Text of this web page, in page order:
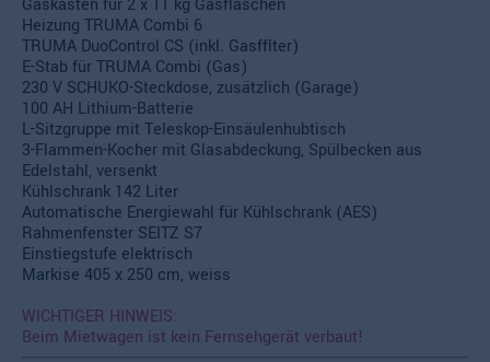
Gaskasten für 2 x 11 kg Gasflaschen
Heizung TRUMA Combi 6
TRUMA DuoControl CS (inkl. Gasfflter)
E-Stab für TRUMA Combi (Gas)
230 V SCHUKO-Steckdose, zusätzlich (Garage)
100 AH Lithium-Batterie
L-Sitzgruppe mit Teleskop-Einsäulenhubtisch
3-Flammen-Kocher mit Glasabdeckung, Spülbecken aus
Edelstahl, versenkt
Kühlschrank 142 Liter
Automatische Energiewahl für Kühlschrank (AES)
Rahmenfenster SEITZ S7
Einstiegstufe elektrisch
Markise 405 x 250 cm, weiss
WICHTIGER HINWEIS:
Beim Mietwagen ist kein Fernsehgerät verbaut!